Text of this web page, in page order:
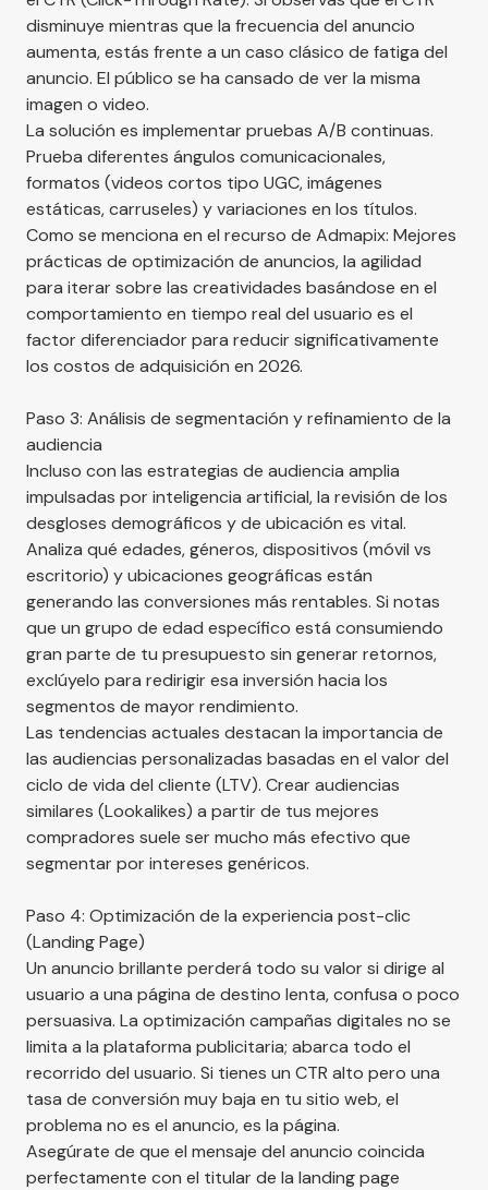
disminuye mientras que la frecuencia del anuncio
aumenta, estás frente a un caso clásico de fatiga del
anuncio. El público se ha cansado de ver la misma
imagen o video.
La solución es implementar pruebas A/B continuas.
Prueba diferentes ángulos comunicacionales,
formatos (videos cortos tipo UGC, imágenes
estáticas, carruseles) y variaciones en los títulos.
Como se menciona en el recurso de Admapix: Mejores
prácticas de optimización de anuncios, la agilidad
para iterar sobre las creatividades basándose en el
comportamiento en tiempo real del usuario es el
factor diferenciador para reducir significativamente
los costos de adquisición en 2026.
Paso 3: Análisis de segmentación y refinamiento de la
audiencia
Incluso con las estrategias de audiencia amplia
impulsadas por inteligencia artificial, la revisión de los
desgloses demográficos y de ubicación es vital.
Analiza qué edades, géneros, dispositivos (móvil vs
escritorio) y ubicaciones geográficas están
generando las conversiones más rentables. Si notas
que un grupo de edad específico está consumiendo
gran parte de tu presupuesto sin generar retornos,
exclúyelo para redirigir esa inversión hacia los
segmentos de mayor rendimiento.
Las tendencias actuales destacan la importancia de
las audiencias personalizadas basadas en el valor del
ciclo de vida del cliente (LTV). Crear audiencias
similares (Lookalikes) a partir de tus mejores
compradores suele ser mucho más efectivo que
segmentar por intereses genéricos.
Paso 4: Optimización de la experiencia post-clic
(Landing Page)
Un anuncio brillante perderá todo su valor si dirige al
usuario a una página de destino lenta, confusa o poco
persuasiva. La optimización campañas digitales no se
limita a la plataforma publicitaria; abarca todo el
recorrido del usuario. Si tienes un CTR alto pero una
tasa de conversión muy baja en tu sitio web, el
problema no es el anuncio, es la página.
Asegúrate de que el mensaje del anuncio coincida
perfectamente con el titular de la landing page